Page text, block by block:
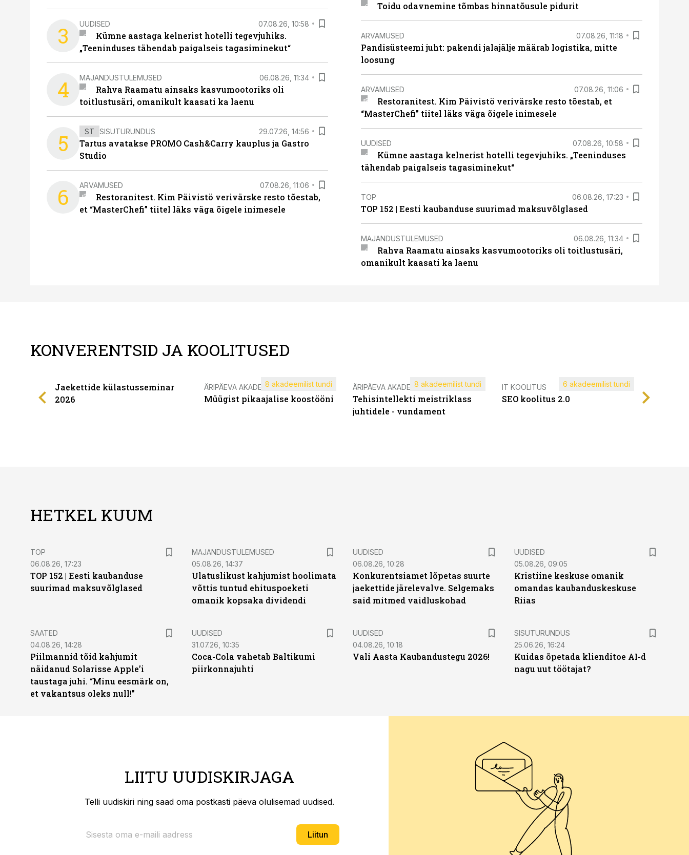
3 UUDISED 07.08.26, 10:58
Kümne aastaga kelnerist hotelli tegevjuhiks.
„Teeninduses tähendab paigalseis tagasiminekut“
4 MAJANDUSTULEMUSED 06.08.26, 11:34
Rahva Raamatu ainsaks kasvumootoriks oli
toitlustusäri, omanikult kaasati ka laenu
5 ST SISUTURUNDUS 29.07.26, 14:56
Tartus avatakse PROMO Cash&Carry kauplus ja Gastro
Studio
6 ARVAMUSED 07.08.26, 11:06
Restoranitest. Kim Päivistö verivärske resto tõestab,
et “MasterChefi” tiitel läks väga õigele inimesele
Toidu odavnemine tõmbas hinnatõusule pidurit
ARVAMUSED 07.08.26, 11:18
Pandisüsteemi juht: pakendi jalajälje määrab logistika, mitte
loosung
ARVAMUSED 07.08.26, 11:06
Restoranitest. Kim Päivistö verivärske resto tõestab, et
“MasterChefi” tiitel läks väga õigele inimesele
UUDISED 07.08.26, 10:58
Kümne aastaga kelnerist hotelli tegevjuhiks. „Teeninduses
tähendab paigalseis tagasiminekut“
TOP 06.08.26, 17:23
TOP 152 | Eesti kaubanduse suurimad maksuvõlglased
MAJANDUSTULEMUSED 06.08.26, 11:34
Rahva Raamatu ainsaks kasvumootoriks oli toitlustusäri,
omanikult kaasati ka laenu
KONVERENTSID JA KOOLITUSED
Jaekettide külastusseminar
2026
ÄRIPÄEVA AKADEEMIA
Müügist pikaajalise koostööni
8 akadeemilist tundi ÄRIPÄEVA AKADEEMIA
Tehisintellekti meistriklass
juhtidele - vundament
8 akadeemilist tundi IT KOOLITUS
SEO koolitus 2.0
6 akadeemilist tundi
HETKEL KUUM
TOP
06.08.26, 17:23
TOP 152 | Eesti kaubanduse
suurimad maksuvõlglased
MAJANDUSTULEMUSED
05.08.26, 14:37
Ulatuslikust kahjumist hoolimata
võttis tuntud ehituspoeketi
omanik kopsaka dividendi
UUDISED
06.08.26, 10:28
Konkurentsiamet lõpetas suurte
jaekettide järelevalve. Selgemaks
said mitmed vaidluskohad
UUDISED
05.08.26, 09:05
Kristiine keskuse omanik
omandas kaubanduskeskuse
Riias
SAATED
04.08.26, 14:28
Piilmannid tõid kahjumit
näidanud Solarisse Apple’i
taustaga juhi. “Minu eesmärk on,
et vakantsus oleks null!”
UUDISED
31.07.26, 10:35
Coca-Cola vahetab Baltikumi
piirkonnajuhti
UUDISED
04.08.26, 10:18
Vali Aasta Kaubandustegu 2026!
ST
SISUTURUNDUS
25.06.26, 16:24
Kuidas õpetada klienditoe AI-d
nagu uut töötajat?
LIITU UUDISKIRJAGA
Telli uudiskiri ning saad oma postkasti päeva olulisemad uudised.
Liitun